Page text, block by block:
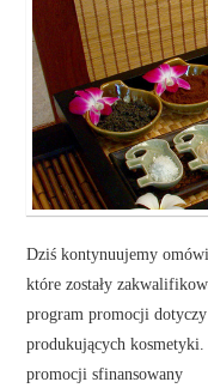
Dziś kontynuujemy
które zostały
program promocji
produkujących
promocji sfinansowany